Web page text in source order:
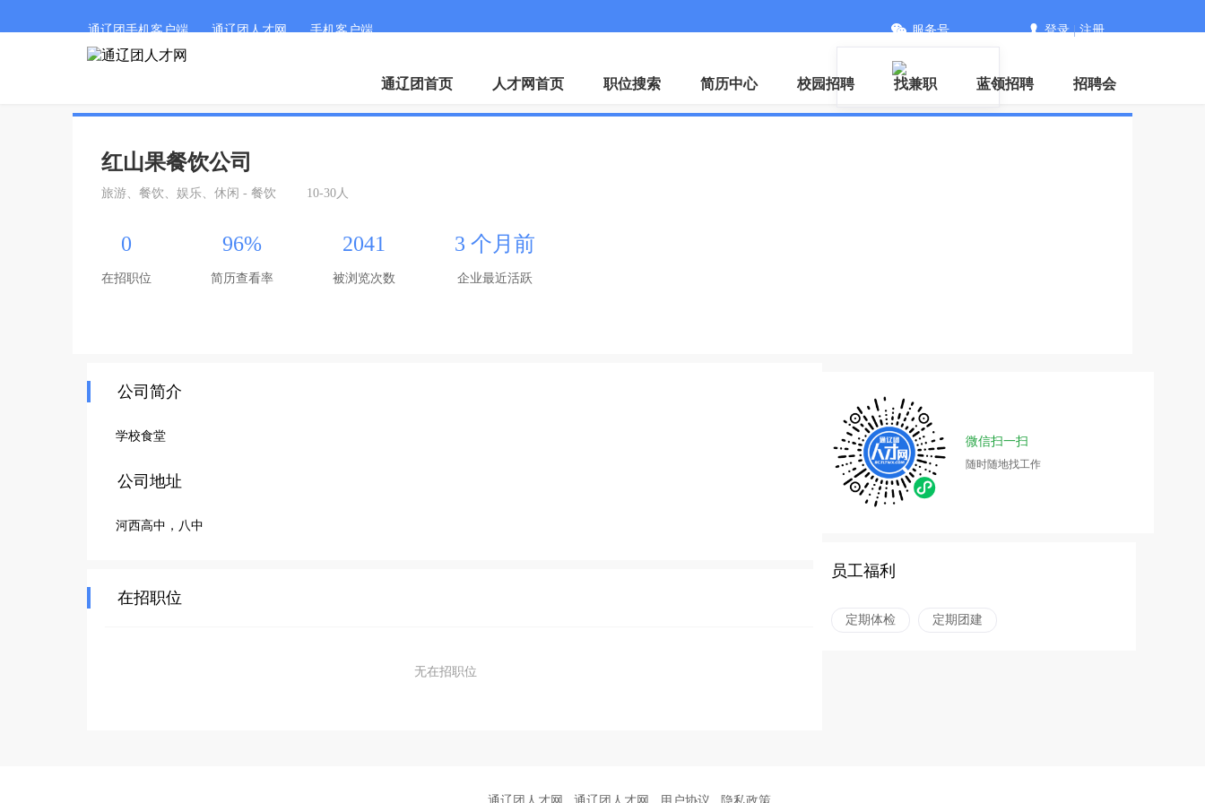
通辽团手机客户端 通辽团人才网 手机客户端
微信
服务号 登录|注册
通辽团首页 人才网首页 职位搜索 简历中心 校园招聘 找兼职 蓝领招聘 招聘会
红山果餐饮公司
旅游、餐饮、娱乐、休闲 - 餐饮 10-30人
0
在招职位
96%
简历查看率
2041
被浏览次数
3 个月前
企业最近活跃
公司简介
学校食堂
公司地址
河西高中，八中
在招职位
无在招职位
微信扫一扫
随时随地找工作
员工福利
定期体检 定期团建